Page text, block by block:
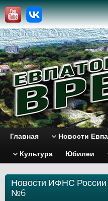
Главная Новости
Культура Юбилеи
Новости ИФНС России
№6